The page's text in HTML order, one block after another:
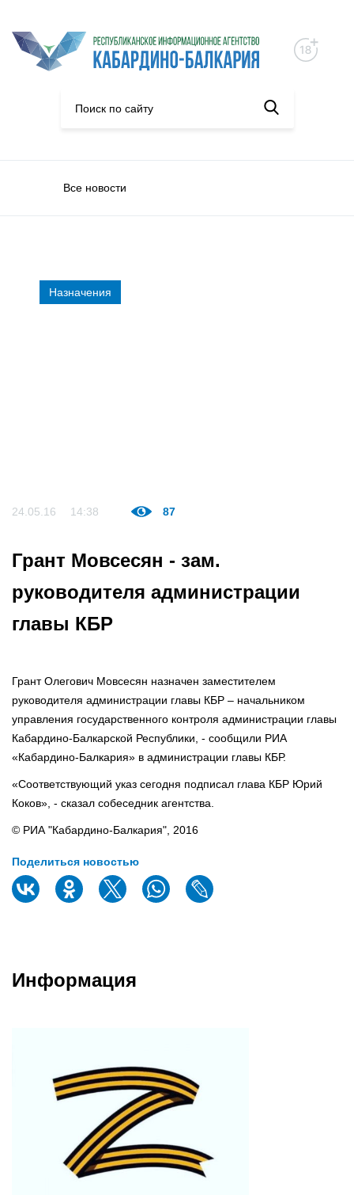
Все новости
Назначения
24.05.16 14:38 87
Грант Мовсесян - зам.
руководителя администрации
главы КБР
Грант Олегович Мовсесян назначен заместителем
руководителя администрации главы КБР – начальником
управления государственного контроля администрации главы
Кабардино-Балкарской Республики, - сообщили РИА
«Кабардино-Балкария» в администрации главы КБР.
«Соответствующий указ сегодня подписал глава КБР Юрий
Коков», - сказал собеседник агентства.
© РИА "Кабардино-Балкария", 2016
Поделиться новостью
Информация